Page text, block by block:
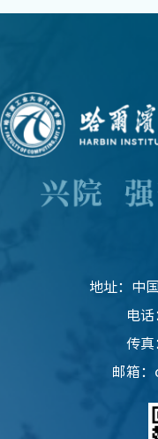
地址：中
电
传
邮箱